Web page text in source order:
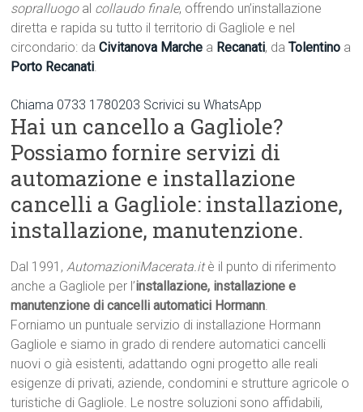
sopralluogo al collaudo finale, offrendo un’installazione
diretta e rapida su tutto il territorio di Gagliole e nel
circondario: daCivitanova Marche a Recanati, daTolentino a
Porto Recanati.
Chiama 0733 1780203 Scrivici su WhatsApp
Hai un cancello a Gagliole?
Possiamo fornire servizi di
automazione e installazione
cancelli a Gagliole: installazione,
installazione, manutenzione.
Dal 1991,AutomazioniMacerata.itè il punto di riferimento
anche a Gagliole per l’installazione, installazione e
manutenzione di cancelli automatici Hormann.
Forniamo un puntuale servizio di installazione Hormann
Gagliole e siamo in grado di rendere automatici cancelli
nuovi o già esistenti, adattando ogni progetto alle reali
esigenze di privati, aziende, condomini e strutture agricole o
turistiche di Gagliole. Le nostre soluzioni sono affidabili,